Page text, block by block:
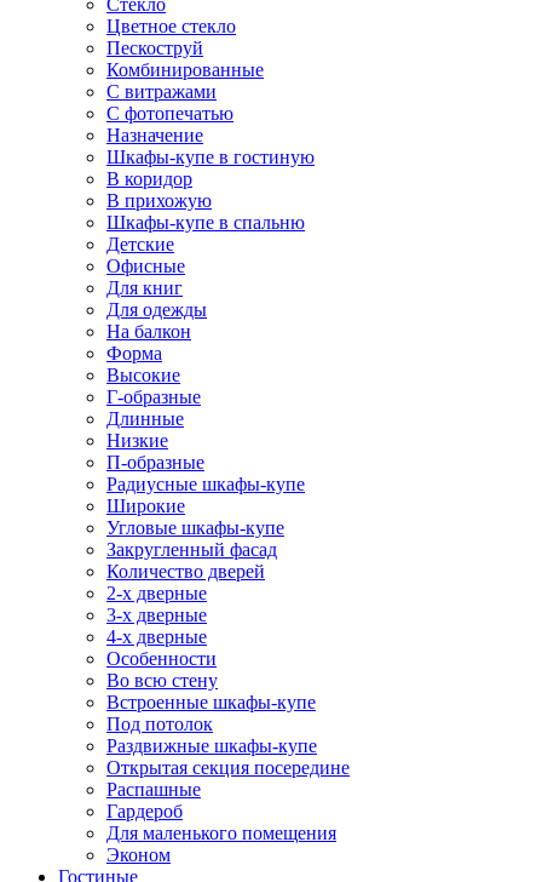
Стекло
Цветное стекло
Пескоструй
Комбинированные
С витражами
С фотопечатью
Назначение
Шкафы-купе в гостиную
В коридор
В прихожую
Шкафы-купе в спальню
Детские
Офисные
Для книг
Для одежды
На балкон
Форма
Высокие
Г-образные
Длинные
Низкие
П-образные
Радиусные шкафы-купе
Широкие
Угловые шкафы-купе
Закругленный фасад
Количество дверей
2-х дверные
3-х дверные
4-х дверные
Особенности
Во всю стену
Встроенные шкафы-купе
Под потолок
Раздвижные шкафы-купе
Открытая секция посередине
Распашные
Гардероб
Для маленького помещения
Эконом
Гостиные